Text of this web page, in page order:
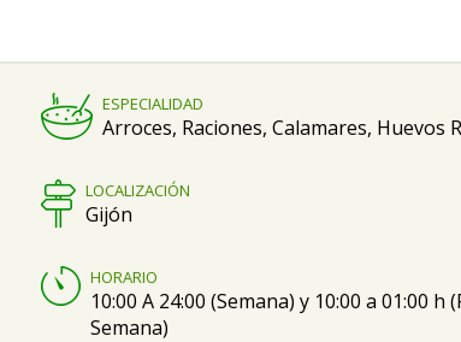
ESPECIALIDAD
Arroces, Raciones, Calamares, Huevos
LOCALIZACIÓN
Gijón
HORARIO
10:00 A 24:00 (Semana) y 10:00 a 01:00 h
Semana)